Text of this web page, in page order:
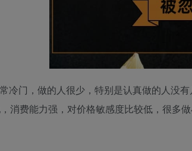
冷门，做的人很少，特别是认真做的人没
消费能力强，对价格敏感度比较低，很多